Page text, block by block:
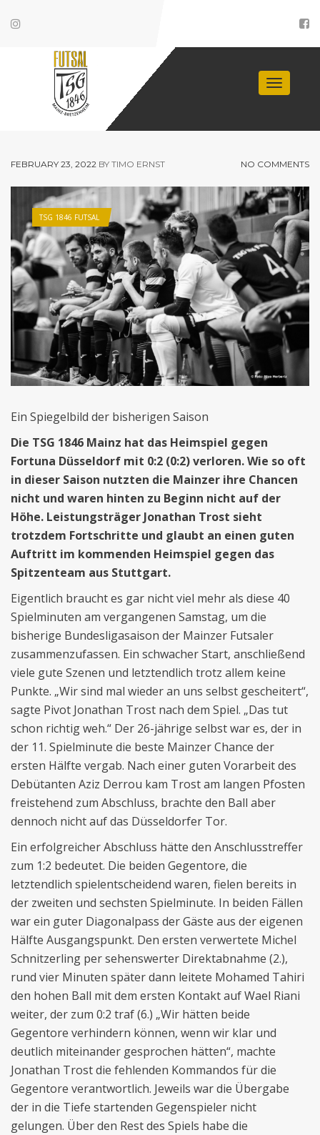
Toggle
FEBRUARY 23, 2022 BY TIMO ERNST NO COMMENTS
TSG 1846 FUTSAL
Ein Spiegelbild der bisherigen Saison
Die TSG 1846 Mainz hat das Heimspiel gegen
Fortuna Düsseldorf mit 0:2 (0:2) verloren. Wie so oft
in dieser Saison nutzten die Mainzer ihre Chancen
nicht und waren hinten zu Beginn nicht auf der
Höhe. Leistungsträger Jonathan Trost sieht
trotzdem Fortschritte und glaubt an einen guten
Auftritt im kommenden Heimspiel gegen das
Spitzenteam aus Stuttgart.
Eigentlich braucht es gar nicht viel mehr als diese 40
Spielminuten am vergangenen Samstag, um die
bisherige Bundesligasaison der Mainzer Futsaler
zusammenzufassen. Ein schwacher Start, anschließend
viele gute Szenen und letztendlich trotz allem keine
Punkte. „Wir sind mal wieder an uns selbst gescheitert“,
sagte Pivot Jonathan Trost nach dem Spiel. „Das tut
schon richtig weh.“ Der 26-jährige selbst war es, der in
der 11. Spielminute die beste Mainzer Chance der
ersten Hälfte vergab. Nach einer guten Vorarbeit des
Debütanten Aziz Derrou kam Trost am langen Pfosten
freistehend zum Abschluss, brachte den Ball aber
dennoch nicht auf das Düsseldorfer Tor.
Ein erfolgreicher Abschluss hätte den Anschlusstreffer
zum 1:2 bedeutet. Die beiden Gegentore, die
letztendlich spielentscheidend waren, fielen bereits in
der zweiten und sechsten Spielminute. In beiden Fällen
war ein guter Diagonalpass der Gäste aus der eigenen
Hälfte Ausgangspunkt. Den ersten verwertete Michel
Schnitzerling per sehenswerter Direktabnahme (2.),
rund vier Minuten später dann leitete Mohamed Tahiri
den hohen Ball mit dem ersten Kontakt auf Wael Riani
weiter, der zum 0:2 traf (6.) „Wir hätten beide
Gegentore verhindern können, wenn wir klar und
deutlich miteinander gesprochen hätten“, machte
Jonathan Trost die fehlenden Kommandos für die
Gegentore verantwortlich. Jeweils war die Übergabe
der in die Tiefe startenden Gegenspieler nicht
gelungen. Über den Rest des Spiels habe die